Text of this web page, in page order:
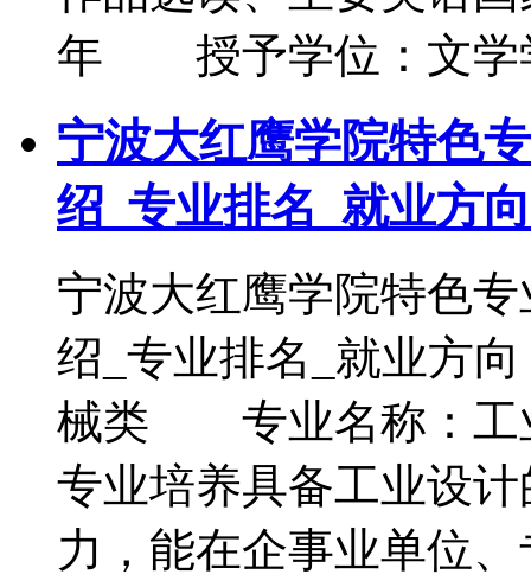
年 授予学位：文学
宁波大红鹰学院特色
绍_专业排名_就业方向
宁波大红鹰学院特色
绍_专业排名_就业
械类 专业名称：工
专业培养具备工业设
力，能在企事业单位